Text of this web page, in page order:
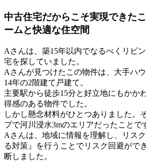
中古住宅だからこそ実現できた
ームと快適な住空間
Aさんは、築15年以内でなるべくリビ
宅を探していました。
Aさんが見つけたこの物件は、大手ハ
14年の2階建て戸建て。
主要駅から徒歩15分と好立地にもかか
得感のある物件でした。
しかし懸念材料がひとつありました。
プで河川浸水3mのエリアだったことで
Aさんは、地域に情報を理解し、リス
る対策』を行うことでリスク回避がで
断しました。